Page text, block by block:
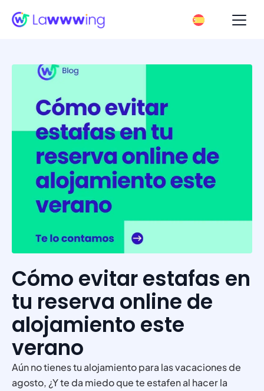
Cómo evitar estafas en
tu reserva online de
alojamiento este
verano
Aún no tienes tu alojamiento para las vacaciones de
agosto, ¿Y te da miedo que te estafen al hacer la